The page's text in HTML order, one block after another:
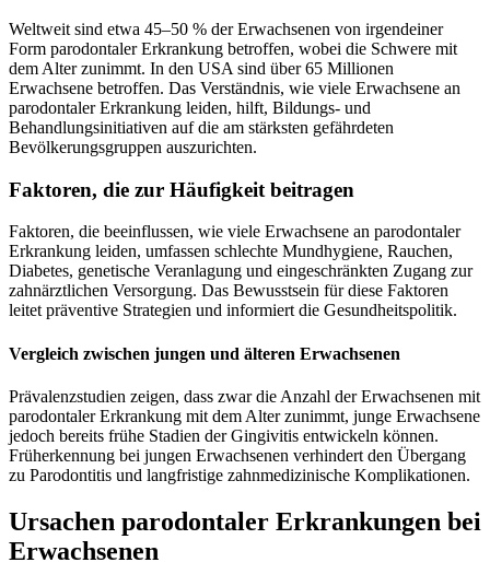
Weltweit sind etwa 45–50 % der Erwachsenen von irgendeiner
Form parodontaler Erkrankung betroffen, wobei die Schwere mit
dem Alter zunimmt. In den USA sind über 65 Millionen
Erwachsene betroffen. Das Verständnis, wie viele Erwachsene an
parodontaler Erkrankung leiden, hilft, Bildungs- und
Behandlungsinitiativen auf die am stärksten gefährdeten
Bevölkerungsgruppen auszurichten.
Faktoren, die zur Häufigkeit beitragen
Faktoren, die beeinflussen, wie viele Erwachsene an parodontaler
Erkrankung leiden, umfassen schlechte Mundhygiene, Rauchen,
Diabetes, genetische Veranlagung und eingeschränkten Zugang zur
zahnärztlichen Versorgung. Das Bewusstsein für diese Faktoren
leitet präventive Strategien und informiert die Gesundheitspolitik.
Vergleich zwischen jungen und älteren Erwachsenen
Prävalenzstudien zeigen, dass zwar die Anzahl der Erwachsenen mit
parodontaler Erkrankung mit dem Alter zunimmt, junge Erwachsene
jedoch bereits frühe Stadien der Gingivitis entwickeln können.
Früherkennung bei jungen Erwachsenen verhindert den Übergang
zu Parodontitis und langfristige zahnmedizinische Komplikationen.
Ursachen parodontaler Erkrankungen bei
Erwachsenen